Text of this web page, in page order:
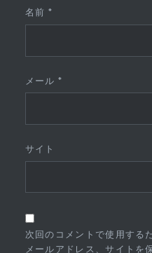
名前 *
メール*
サイト
次回のコメントで使用する
メールアドレス、サイトを